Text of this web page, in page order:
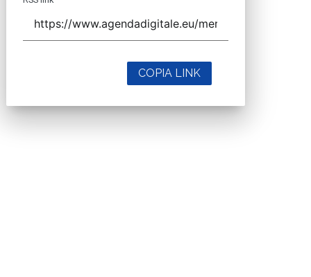
COPIA LINK